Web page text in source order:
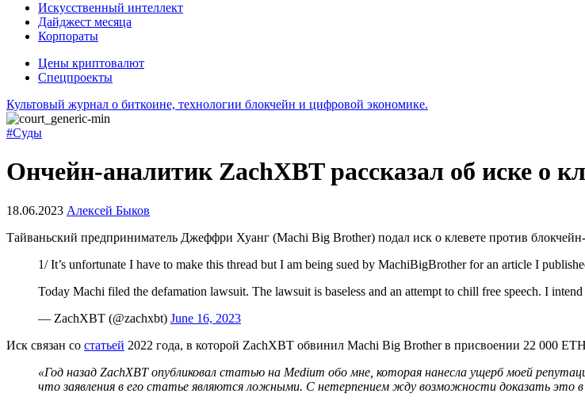
Искусственный интеллект
Дайджест месяца
Корпораты
Цены криптовалют
Спецпроекты
Культовый журнал о биткоине, технологии блокчейн и цифровой экономике.
#Суды
Ончейн-аналитик ZachXBT рассказал об иске о
18.06.2023 Алексей Быков
Тайваньский предприниматель Джеффри Хуанг (Machi Big Brother) подал иск о клевете против
1/ It’s unfortunate I have to make this thread but I am being sued by MachiBigBrother for an article I
Today Machi filed the defamation lawsuit. The lawsuit is baseless and an attempt to chill free speech. I
— ZachXBT (@zachxbt) June 16, 2023
Иск связан со статьей 2022 года, в которой ZachXBT обвинил Machi Big Brother в присвоении 22 000
«Год назад ZachXBT опубликовал статью на Medium обо мне, которая нанесла ущерб моей
что заявления в его статье являются ложными. С нетерпением жду возможности доказать это в